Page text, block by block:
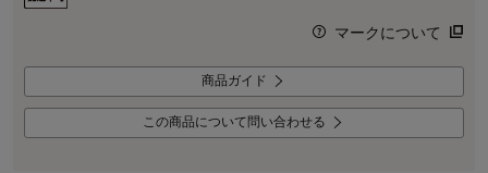
マークについて
商品ガイド
この商品について問い合わせる